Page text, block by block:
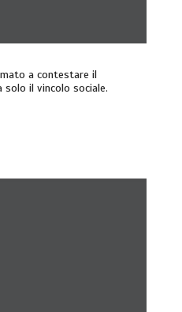
a contestare il
solo il vincolo sociale.